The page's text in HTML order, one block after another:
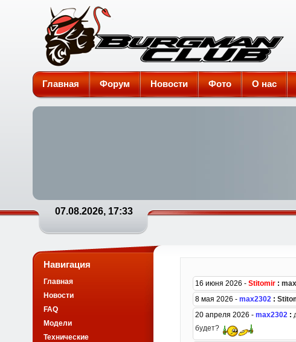
Burgman-Club
Главная Форум Новости Фото О нас
07.08.2026, 17:33
Навигация
Главная
Новости
FAQ
Модели
Технические